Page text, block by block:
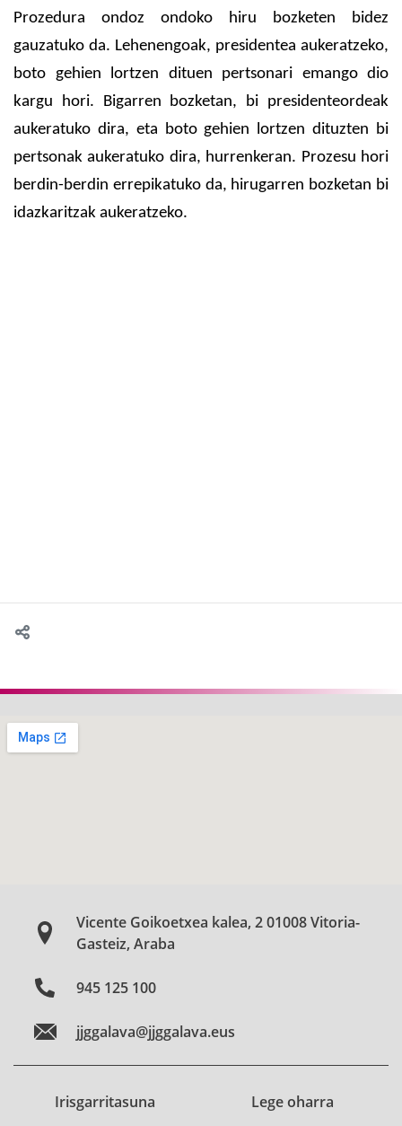
Prozedura ondoz ondoko hiru bozketen bidez
gauzatuko da. Lehenengoak, presidentea aukeratzeko,
boto gehien lortzen dituen pertsonari emango dio
kargu hori. Bigarren bozketan, bi presidenteordeak
aukeratuko dira, eta boto gehien lortzen dituzten bi
pertsonak aukeratuko dira, hurrenkeran. Prozesu hori
berdin-berdin errepikatuko da, hirugarren bozketan bi
idazkaritzak aukeratzeko.
Vicente Goikoetxea kalea, 2 01008 Vitoria-
Gasteiz, Araba
945 125 100
jjggalava@jjggalava.eus
Irisgarritasuna Lege oharra